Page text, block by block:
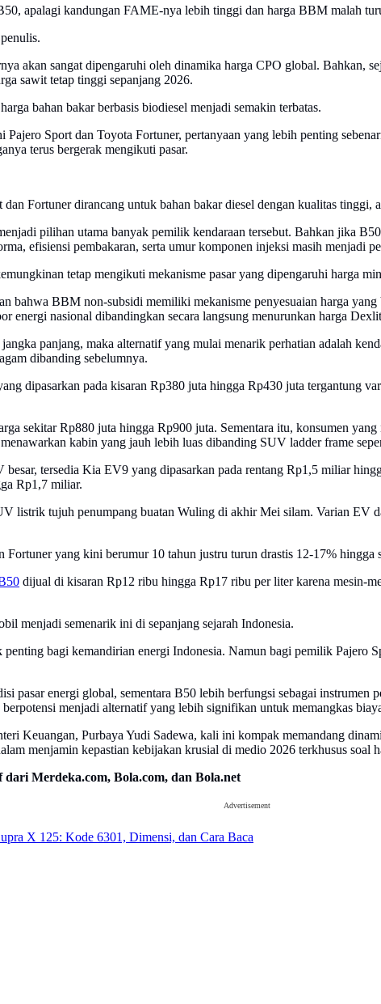
apalagi kandungan FAME-nya lebih tinggi dan harga BBM malah
akan sangat dipengaruhi oleh dinamika harga CPO global. Bahkan,
sawit tetap tinggi sepanjang 2026.
bahan bakar berbasis biodiesel menjadi semakin terbatas.
Sport dan Toyota Fortuner, pertanyaan yang lebih penting
terus bergerak mengikuti pasar.
Fortuner dirancang untuk bahan bakar diesel dengan kualitas tinggi,
pilihan utama banyak pemilik kendaraan tersebut. Bahkan jika
efisiensi pembakaran, serta umur komponen injeksi masih menjadi
tetap mengikuti mekanisme pasar yang dipengaruhi harga
bahwa BBM non-subsidi memiliki mekanisme penyesuaian harga
energi nasional dibandingkan secara langsung menurunkan harga
panjang, maka alternatif yang mulai menarik perhatian adalah
dibanding sebelumnya.
dipasarkan pada kisaran Rp380 juta hingga Rp430 juta tergantung
sekitar Rp880 juta hingga Rp900 juta. Sementara itu, konsumen
kabin yang jauh lebih luas dibanding SUV ladder frame
tersedia Kia EV9 yang dipasarkan pada rentang Rp1,5 miliar
Rp1,7 miliar.
listrik tujuh penumpang buatan Wuling di akhir Mei silam. Varian
yang kini berumur 10 tahun justru turun drastis 12-17% hingga
dijual di kisaran Rp12 ribu hingga Rp17 ribu per liter karena mesin-
menjadi semenarik ini di sepanjang sejarah Indonesia.
bagi kemandirian energi Indonesia. Namun bagi pemilik Pajero
pasar energi global, sementara B50 lebih berfungsi sebagai instrumen
menjadi alternatif yang lebih signifikan untuk memangkas
Keuangan, Purbaya Yudi Sadewa, kali ini kompak memandang
menjamin kepastian kebijakan krusial di medio 2026 terkhusus soal
Merdeka.com, Bola.com, dan Bola.net
Advertisement
X 125: Kode 6301, Dimensi, dan Cara Baca